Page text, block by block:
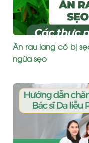
Ăn rau lang có bị
ngừa sẹo